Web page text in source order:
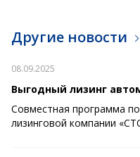
Другие новости
08.09.2025
Выгодный лизинг
Совместная программа
лизинговой компании